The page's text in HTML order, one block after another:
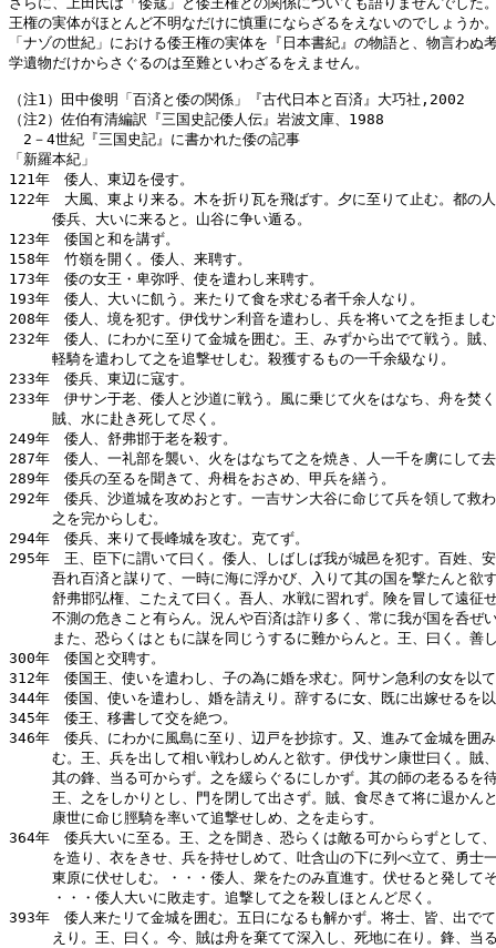
王権の実体がほとんど不明なだけに慎重にならざるをえないのでしょうか
「ナゾの世紀」における倭王権の実体を『日本書紀』の物語と、物言わぬ
学遺物だけからさぐるのは至難といわざるをえません。
（注1）田中俊明「百済と倭の関係」『古代日本と百済』大巧社,2002
（注2）佐伯有清編訳『三国史記倭人伝』岩波文庫、1988
2－4世紀『三国史記』に書かれた倭の記事
「新羅本紀」
121年　倭人、東辺を侵す。
122年　大風、東より来る。木を折り瓦を飛ばす。夕に至りて止む。都の
倭兵、大いに来ると。山谷に争い遁る。
123年　倭国と和を講ず。
158年　竹嶺を開く。倭人、来聘す。
173年　倭の女王・卑弥呼、使を遣わし来聘す。
193年　倭人、大いに飢う。来たりて食を求むる者千余人なり。
208年　倭人、境を犯す。伊伐サン利音を遣わし、兵を将いて之を拒まし
232年　倭人、にわかに至りて金城を囲む。王、みずから出でて戦う。賊
軽騎を遣わして之を追撃せしむ。殺獲するもの一千余級なり。
233年　倭兵、東辺に寇す。
233年　伊サン于老、倭人と沙道に戦う。風に乗じて火をはなち、舟を焚
賊、水に赴き死して尽く。
249年　倭人、舒弗邯于老を殺す。
287年　倭人、一礼部を襲い、火をはなちて之を焼き、人一千を虜にして
289年　倭兵の至るを聞きて、舟楫をおさめ、甲兵を繕う。
292年　倭兵、沙道城を攻めおとす。一吉サン大谷に命じて兵を領して救
之を完からしむ。
294年　倭兵、来りて長峰城を攻む。克てず。
295年　王、臣下に謂いて曰く。倭人、しばしば我が城邑を犯す。百姓、
吾れ百済と謀りて、一時に海に浮かび、入りて其の国を撃たんと欲
舒弗邯弘権、こたえて曰く。吾人、水戦に習れず。険を冒して遠征
不測の危きこと有らん。況んや百済は詐り多く、常に我が国を呑ぜ
また、恐らくはともに謀を同じうするに難からんと。王、曰く。善
300年　倭国と交聘す。
312年　倭国王、使いを遣わし、子の為に婚を求む。阿サン急利の女を以
344年　倭国、使いを遣わし、婚を請えり。辞するに女、既に出嫁せるを
345年　倭王、移書して交を絶つ。
346年　倭兵、にわかに風島に至り、辺戸を抄掠す。又、進みて金城を囲
む。王、兵を出して相い戦わしめんと欲す。伊伐サン康世曰く。賊
其の鋒、当る可からず。之を緩らぐるにしかず。其の師の老るるを
王、之をしかりとし、門を閉して出さず。賊、食尽きて将に退かん
康世に命じ脛騎を率いて追撃せしめ、之を走らす。
364年　倭兵大いに至る。王、之を聞き、恐らくは敵る可かららずとして
を造り、衣をきせ、兵を持せしめて、吐含山の下に列べ立て、勇士
東原に伏せしむ。・・・倭人、衆をたのみ直進す。伏せると発して
・・・倭人大いに敗走す。追撃して之を殺しほとんど尽く。
393年　倭人来たリて金城を囲む。五日になるも解かず。将士、皆、出で
えり。王、曰く。今、賊は舟を棄てて深入し、死地に在り。鋒、当